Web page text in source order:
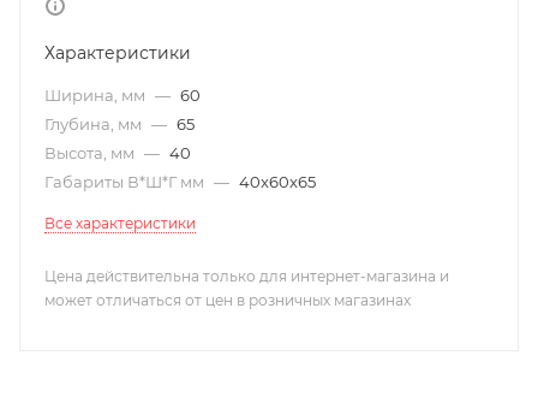
Характеристики
Ширина, мм — 60
Глубина, мм — 65
Высота, мм — 40
Габариты В*Ш*Г мм — 40x60x65
Все характеристики
Цена действительна только для интернет-магазина и
может отличаться от цен в розничных магазинах